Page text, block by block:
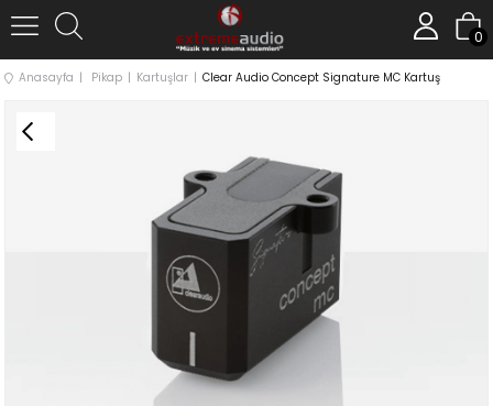
0
Anasayfa Pikap Kartuşlar Clear Audio Concept Signature MC Kartuş